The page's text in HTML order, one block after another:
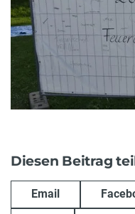
Diesen Beitrag
Email